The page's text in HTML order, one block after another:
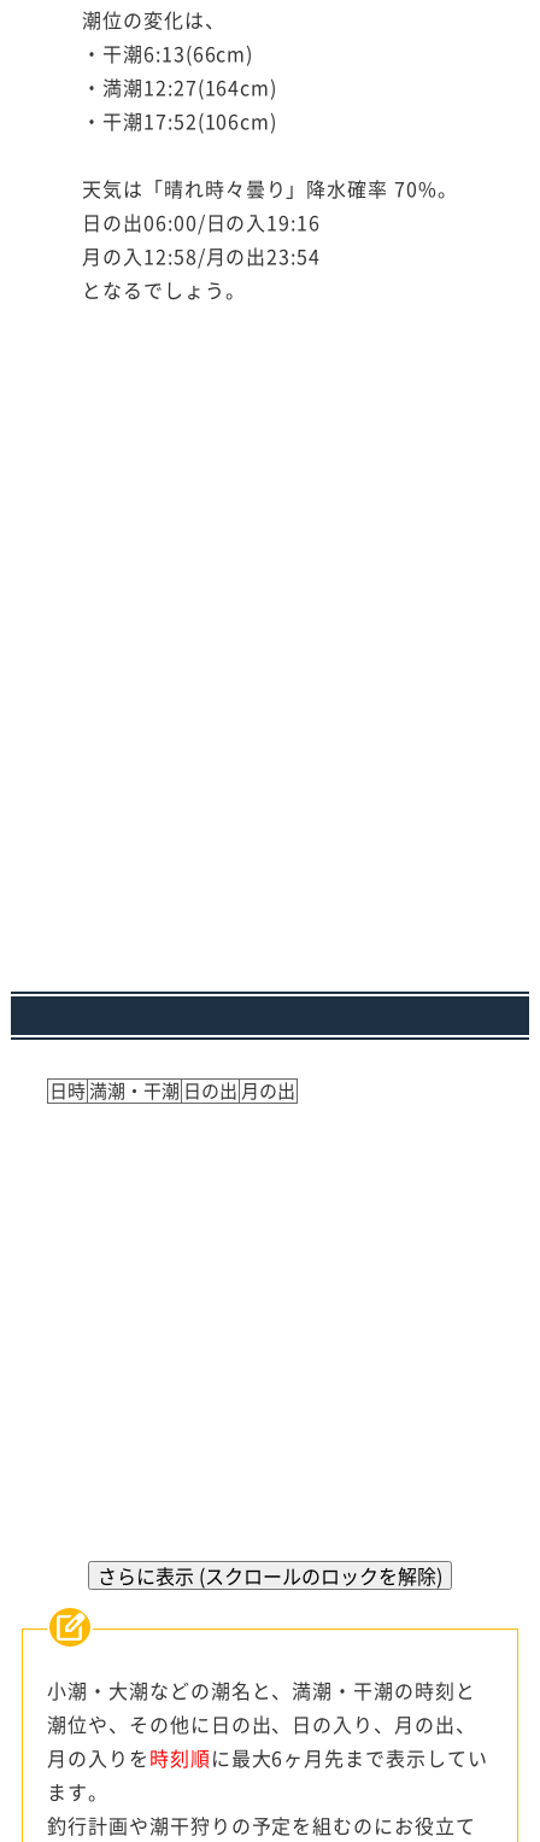
潮位の変化は、
・干潮6:13(66cm)
・満潮12:27(164cm)
・干潮17:52(106cm)
天気は「晴れ時々曇り」降水確率 70%。
日の出06:00/日の入19:16
月の入12:58/月の出23:54
となるでしょう。
日時満潮・干潮 日の出 月の出
さらに表示 (スクロールのロックを解除)
小潮・大潮などの潮名と、満潮・干潮の時刻と
潮位や、その他に日の出、日の入り、月の出、
月の入りを時刻順に最大6ヶ月先まで表示してい
ます。
釣行計画や潮干狩りの予定を組むのにお役立て